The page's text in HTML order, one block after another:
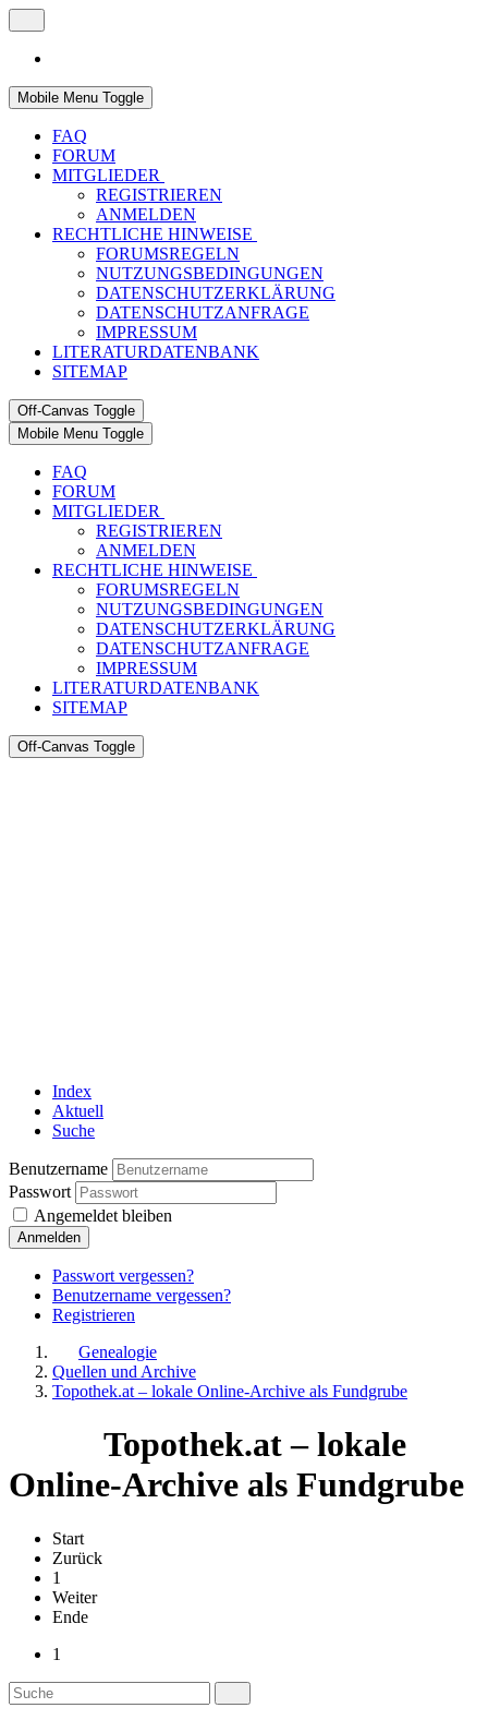
Mobile Menu Toggle
FAQ
FORUM
MITGLIEDER
REGISTRIEREN
ANMELDEN
RECHTLICHE HINWEISE
FORUMSREGELN
NUTZUNGSBEDINGUNGEN
DATENSCHUTZERKLÄRUNG
DATENSCHUTZANFRAGE
IMPRESSUM
LITERATURDATENBANK
SITEMAP
Off-Canvas Toggle
Mobile Menu Toggle
FAQ
FORUM
MITGLIEDER
REGISTRIEREN
ANMELDEN
RECHTLICHE HINWEISE
FORUMSREGELN
NUTZUNGSBEDINGUNGEN
DATENSCHUTZERKLÄRUNG
DATENSCHUTZANFRAGE
IMPRESSUM
LITERATURDATENBANK
SITEMAP
Off-Canvas Toggle
Index
Aktuell
Suche
Benutzername
Passwort
Angemeldet bleiben
Anmelden
Passwort vergessen?
Benutzername vergessen?
Registrieren
Genealogie
Quellen und Archive
Topothek.at – lokale Online-Archive als Fundgrube
Topothek.at – lokale
Online-Archive als Fundgrube
Start
Zurück
1
Weiter
Ende
1